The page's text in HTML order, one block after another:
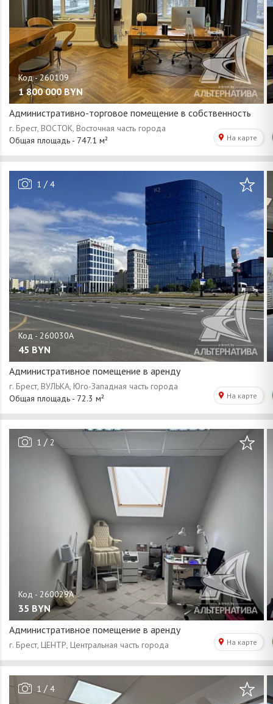
1 800 000 BYN
Административно-торговое помещение в собственность
1 / 4
45 BYN
Административное помещение в аренду
1 /2
35 BYN
Административное помещение в аренду
1 / 4